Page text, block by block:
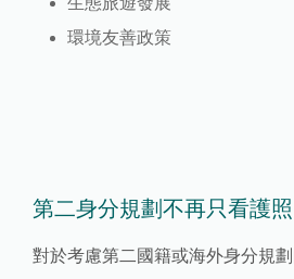
環境友善政策
第二身分規劃不再只看護照
對於考慮第二國籍或海外身分規